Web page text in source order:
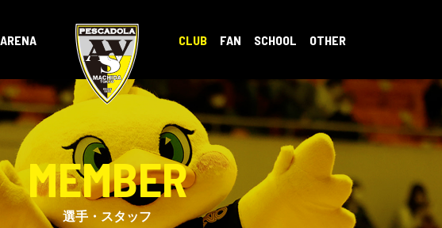
ARENA CLUB FAN SCHOOL OTHER
MEMBER
選手・スタッフ